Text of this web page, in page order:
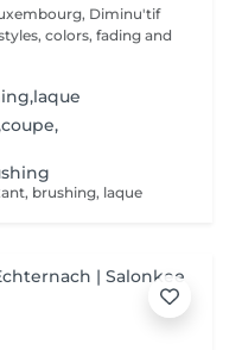
Diminu'tif
colors, fading and
brushing, laque